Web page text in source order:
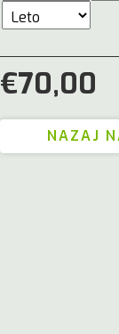
€70,00
NAZAJ